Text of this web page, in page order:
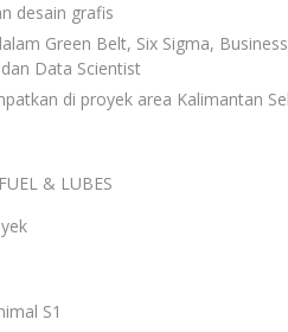
desain grafis
Green Belt, Six Sigma,
Data Scientist
di proyek area Kalimantan
& LUBES
S1